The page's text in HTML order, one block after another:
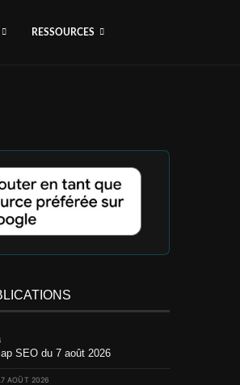
RESSOURCES
SEO du 7 août 2026
7 AOÛT 2026